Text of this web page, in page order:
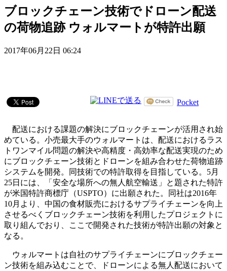
ブロックチェーン技術でドローン配送
の荷物追跡 ウォルマートが特許出願
2017年06月22日 06:24
Pocket
配送における課題の解決にブロックチェーンが活用され始
めている。小売最大手のウォルマートは、配送におけるラス
トワンマイル問題の解決や高精度・高効率な配送実現のため
にブロックチェーン技術とドローンを組み合わせた荷物追跡
システムを開発。同技術での特許取得を目指している。5月
25日には、「安全な場所への無人航空輸送」と題された特許
が米国特許商標庁（USPTO）に出願された。同社は2016年
10月より、中国の食材販売におけるサプライチェーンを向上
させるべくブロックチェーン技術を利用したプロジェクトに
取り組んでおり、ここで開発された技術が特許出願の対象と
なる。
ウォルマートは自社のサプライチェーンにブロックチェー
ン技術を組み込むことで、ドローンによる無人配送において